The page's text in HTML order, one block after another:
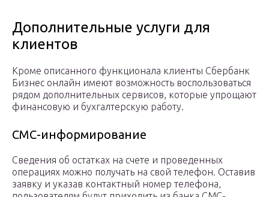
Дополнительные услуги для
клиентов
Кроме описанного функционала клиенты Сбербанк
Бизнес онлайн имеют возможность воспользоваться
рядом дополнительных сервисов, которые упрощают
финансовую и бухгалтерскую работу.
СМС-информирование
Сведения об остатках на счете и проведенных
операциях можно получать на свой телефон. Оставив
заявку и указав контактный номер телефона,